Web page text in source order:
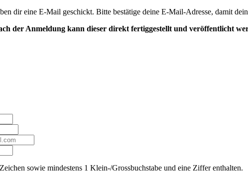
dir eine E-Mail geschickt. Bitte bestätige deine E-Mail-Adresse, damit
der Anmeldung kann dieser direkt fertiggestellt und veröffentlicht
sowie mindestens 1 Klein-/Grossbuchstabe und eine Ziffer enthalten.